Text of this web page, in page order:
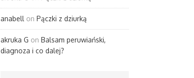
anabell on Pączki z dziurką
akruka G on Balsam peruwiański,
diagnoza i co dalej?